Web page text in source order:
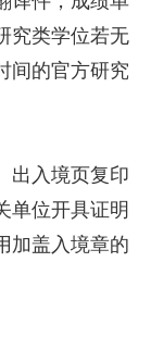
究类学位若无
间的官方研究
入境页复印
单位开具证明
加盖入境章的